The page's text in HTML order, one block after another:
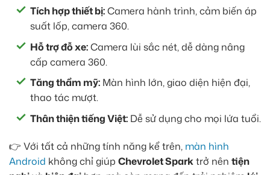
Tích hợp thiết bị:Camera hành trình, cảm biến áp
suất lốp, camera 360.
Hỗ trợ đỗ xe:Camera lùi sắc nét, dễ dàng nâng
cấp camera 360.
Tăng thẩm mỹ: Màn hình lớn, giao diện hiện đại,
thao tác mượt.
Thân thiện tiếng Việt: Dễ sử dụng cho mọi lứa tuổi.
👉 Với tất cả những tính năng kể trên, màn hình
Android không chỉ giúp Chevrolet Sparktrở nên tiện